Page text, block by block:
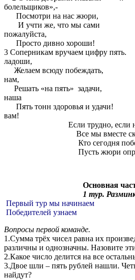
болельщиков»,-
Посмотри на нас жюри,
И учти же, что мы сами
пожалуйста,
Просто дивно хороши!
3 Соперникам вручаем цифру
Желаем всюду побеждать,
нам,
Решать «на пять» задачи,
наша
Пять тонн здоровья и удачи!
вам!
Если трудно, если
Все мы вместе
Кто сегодня
Пусть жюри
Основная
1 тур.
Первый тур мы начинаем
Победителей узнаем
Вопросы первой команде.
1.Сумма трёх чисел равна их
различны и однозначны. Назовите
2.Какое число делится на все
3.Двое шли – пять рублей нашли.
найдут?